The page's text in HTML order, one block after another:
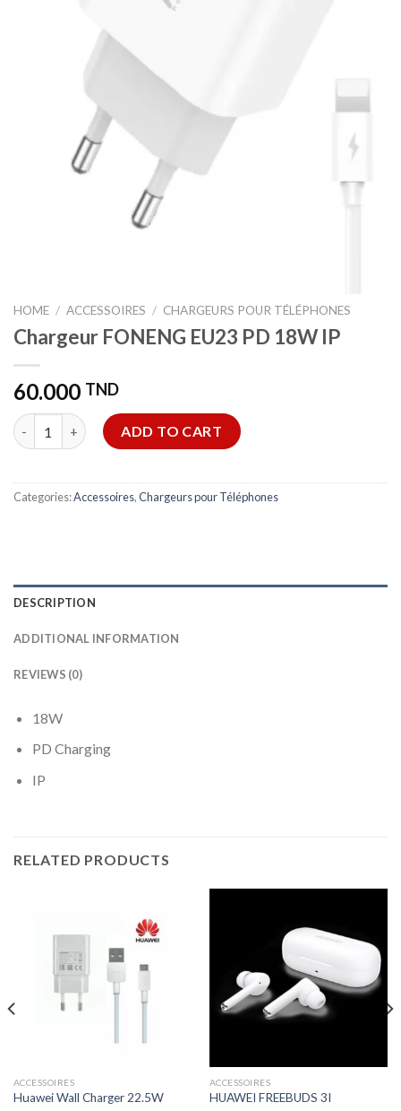
HOME / ACCESSOIRES / CHARGEURS POUR TÉLÉPHONES
Chargeur FONENG EU23 PD 18W IP
60.000 TND
Chargeur FONENG EU23 PD 18W IP quantity
ADD TO CART
Categories:Accessoires,Chargeurs pour Téléphones
DESCRIPTION
ADDITIONAL INFORMATION
REVIEWS (0)
18W
PD Charging
IP
RELATED PRODUCTS
ACCESSOIRES
Huawei Wall Charger 22.5W
ACCESSOIRES
HUAWEI FREEBUDS 3I